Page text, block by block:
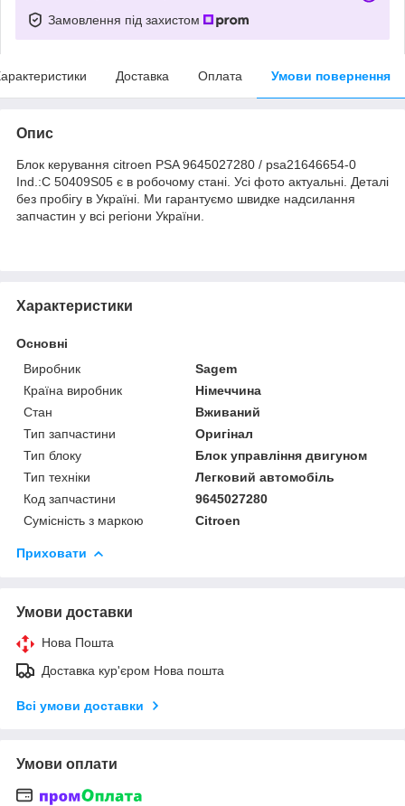
Замовлення під захистом
Доставка Оплата Умови повернення
Опис
Блок керування citroen PSA 9645027280 / psa21646654-0
Ind.:C 50409S05 є в робочому стані. Усі фото актуальні. Деталі
без пробігу в Україні. Ми гарантуємо швидке надсилання
запчастин у всі регіони України.
Характеристики
Основні
Виробник
Sagem
Країна виробник
Німеччина
Стан
Вживаний
Тип запчастини
Оригінал
Тип блоку
Блок управління двигуном
Тип техніки
Легковий автомобіль
Код запчастини
9645027280
Сумісність з маркою
Citroen
Приховати
Умови доставки
Нова Пошта
Доставка кур'єром Нова пошта
Всі умови доставки
Умови оплати